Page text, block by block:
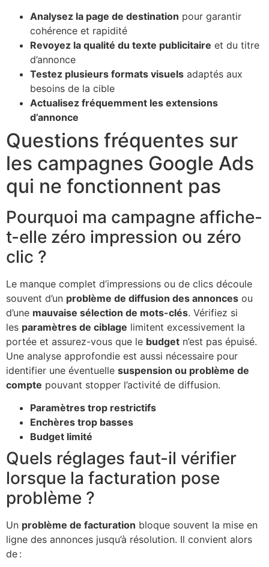
Analysez la page de destination pour garantir
cohérence et rapidité
Revoyez la qualité du texte publicitaire et du titre
d’annonce
Testez plusieurs formats visuels adaptés aux
besoins de la cible
Actualisez fréquemment les extensions
d’annonce
Questions fréquentes sur
les campagnes Google Ads
qui ne fonctionnent pas
Pourquoi ma campagne affiche-
t-elle zéro impression ou zéro
clic ?
Le manque complet d’impressions ou de clics découle
souvent d’un problème de diffusion des annonces ou
d’une mauvaise sélection de mots-clés. Vérifiez si
les paramètres de ciblage limitent excessivement la
portée et assurez-vous que le budget n’est pas épuisé.
Une analyse approfondie est aussi nécessaire pour
identifier une éventuelle suspension ou problème de
compte pouvant stopper l’activité de diffusion.
Paramètres trop restrictifs
Enchères trop basses
Budget limité
Quels réglages faut-il vérifier
lorsque la facturation pose
problème ?
Un problème de facturation bloque souvent la mise en
ligne des annonces jusqu’à résolution. Il convient alors
de :